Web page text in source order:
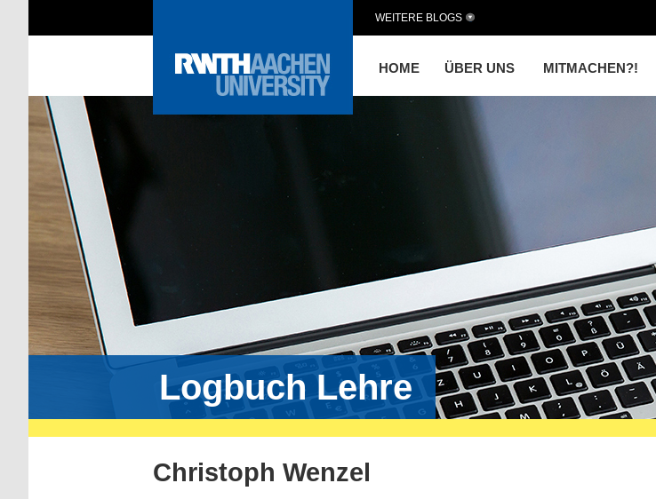
HOME ÜBER UNS MITMACHEN?!
WEITERE BLOGS
Logbuch Lehre
Christoph Wenzel